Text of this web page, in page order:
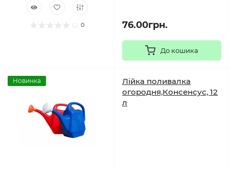
0 76.00грн.
До кошика
Новинка
Лійка поливалка
огородня,Консенсус, 12
л